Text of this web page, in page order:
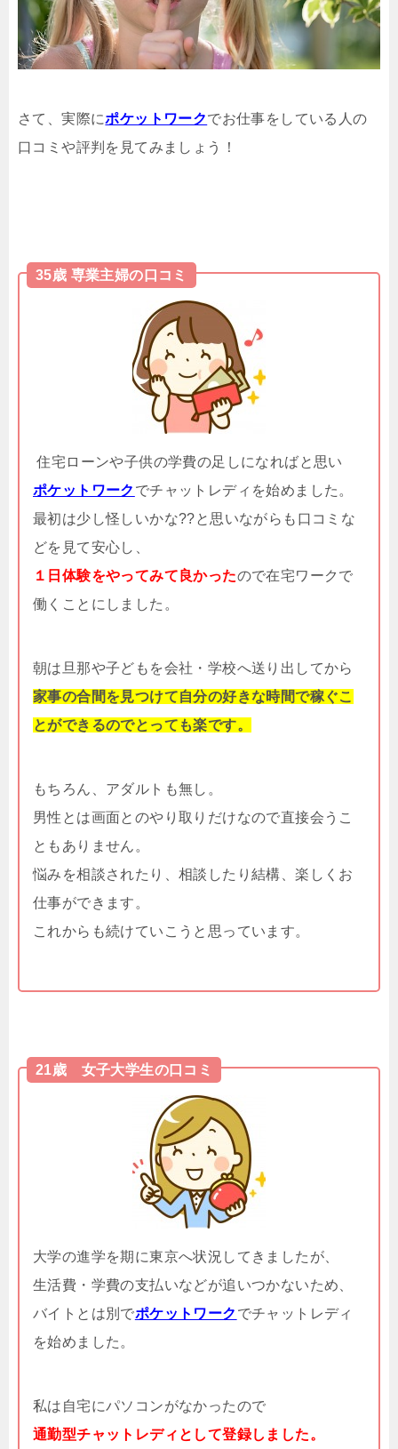
さて、実際にポケットワークでお仕事をしている人の
口コミや評判を見てみましょう！
35歳 専業主婦の口コミ
住宅ローンや子供の学費の足しになればと思い
ポケットワーク でチャットレディを始めました。
最初は少し怪しいかな??と思いながらも口コミな
どを見て安心し、
１日体験をやってみて良かったので在宅ワークで
働くことにしました。
朝は旦那や子どもを会社・学校へ送り出してから
家事の合間を見つけて自分の好きな時間で稼ぐこ
とができるのでとっても楽です。
もちろん、アダルトも無し。
男性とは画面とのやり取りだけなので直接会うこ
ともありません。
悩みを相談されたり、相談したり結構、楽しくお
仕事ができます。
これからも続けていこうと思っています。
21歳 女子大学生の口コミ
大学の進学を期に東京へ状況してきましたが、
生活費・学費の支払いなどが追いつかないため、
バイトとは別でポケットワーク でチャットレディ
を始めました。
私は自宅にパソコンがなかったので
通勤型チャットレディとして登録しました。